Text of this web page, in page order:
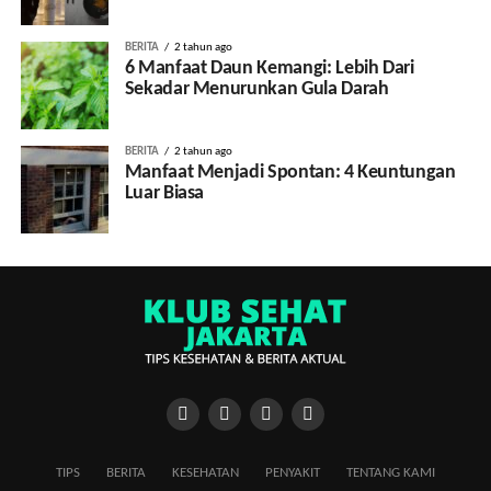
BERITA 2 tahun ago
6 Manfaat Daun Kemangi: Lebih Dari
Sekadar Menurunkan Gula Darah
BERITA 2 tahun ago
Manfaat Menjadi Spontan: 4 Keuntungan
Luar Biasa
TIPS BERITA KESEHATAN PENYAKIT TENTANG KAMI